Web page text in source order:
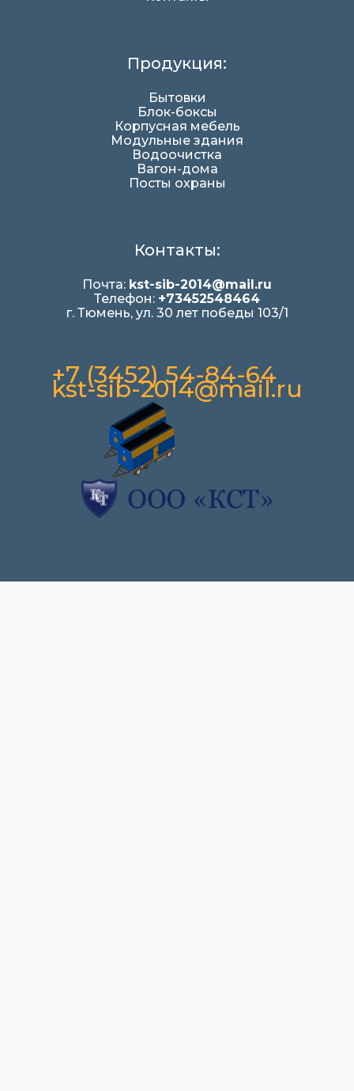
Продукция:
Бытовки
Блок-боксы
Корпусная мебель
Модульные здания
Водоочистка
Вагон-дома
Посты охраны
Контакты:
Почта: kst-sib-2014@mail.ru
Телефон: +73452548464
г. Тюмень, ул. 30 лет победы 103/1
+7 (3452) 54-84-64
kst-sib-2014@mail.ru